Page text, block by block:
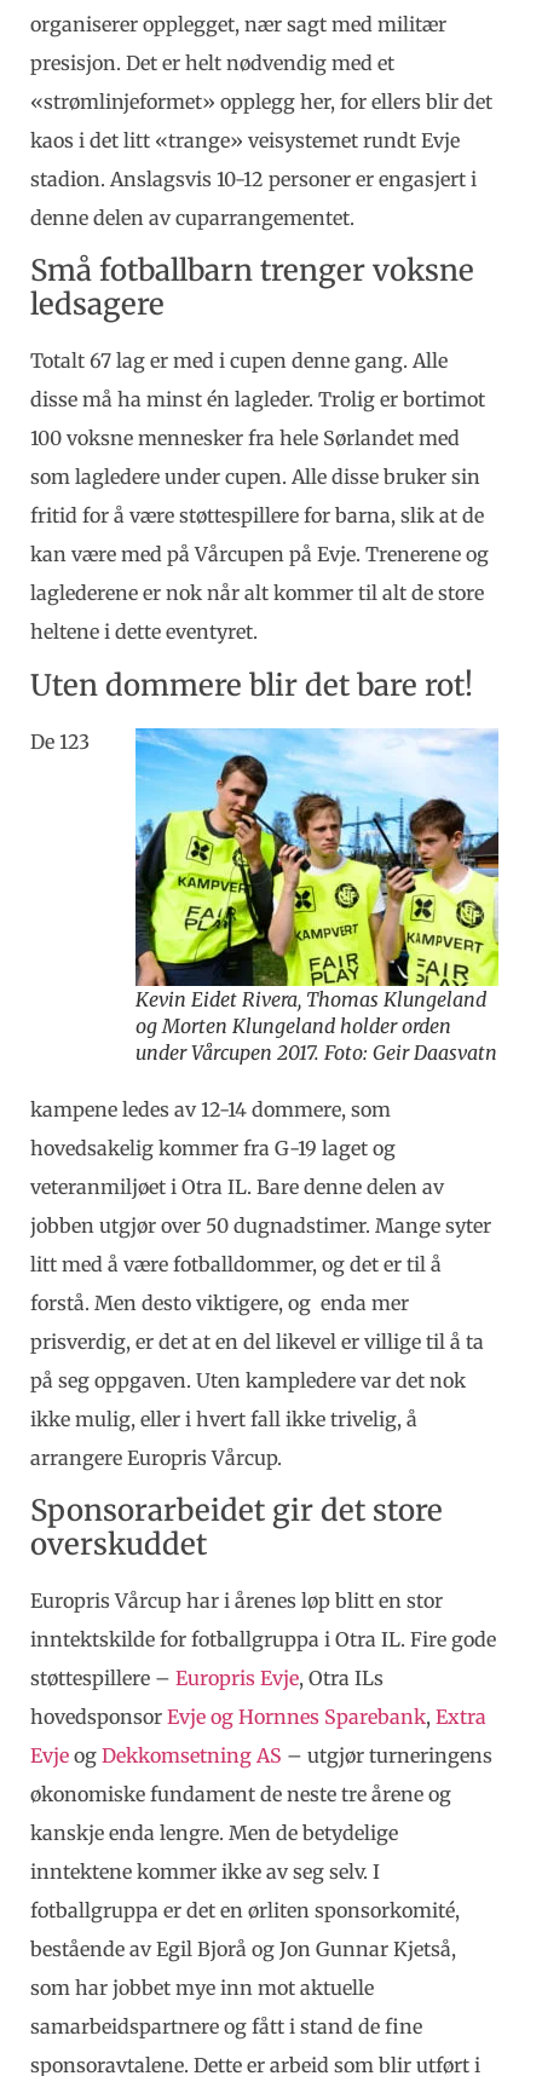
organiserer opplegget, nær sagt med militær
presisjon. Det er helt nødvendig med et
«strømlinjeformet» opplegg her, for ellers blir det
kaos i det litt «trange» veisystemet rundt Evje
stadion. Anslagsvis 10-12 personer er engasjert i
denne delen av cuparrangementet.
Små fotballbarn trenger voksne
ledsagere
Totalt 67 lag er med i cupen denne gang. Alle
disse må ha minst én lagleder. Trolig er bortimot
100 voksne mennesker fra hele Sørlandet med
som lagledere under cupen. Alle disse bruker sin
fritid for å være støttespillere for barna, slik at de
kan være med på Vårcupen på Evje. Trenerene og
laglederene er nok når alt kommer til alt de store
heltene i dette eventyret.
Uten dommere blir det bare rot!
Kevin Eidet Rivera, Thomas Klungeland
og Morten Klungeland holder orden
under Vårcupen 2017. Foto: Geir Daasvatn
De 123
kampene ledes av 12-14 dommere, som
hovedsakelig kommer fra G-19 laget og
veteranmiljøet i Otra IL. Bare denne delen av
jobben utgjør over 50 dugnadstimer. Mange syter
litt med å være fotballdommer, og det er til å
forstå. Men desto viktigere, og enda mer
prisverdig, er det at en del likevel er villige til å ta
på seg oppgaven. Uten kampledere var det nok
ikke mulig, eller i hvert fall ikke trivelig, å
arrangere Europris Vårcup.
Sponsorarbeidet gir det store
overskuddet
Europris Vårcup har i årenes løp blitt en stor
inntektskilde for fotballgruppa i Otra IL. Fire gode
støttespillere – Europris Evje, Otra ILs
hovedsponsor Evje og Hornnes Sparebank, Extra
Evje og Dekkomsetning AS – utgjør turneringens
økonomiske fundament de neste tre årene og
kanskje enda lengre. Men de betydelige
inntektene kommer ikke av seg selv. I
fotballgruppa er det en ørliten sponsorkomité,
bestående av Egil Bjorå og Jon Gunnar Kjetså,
som har jobbet mye inn mot aktuelle
samarbeidspartnere og fått i stand de fine
sponsoravtalene. Dette er arbeid som blir utført i